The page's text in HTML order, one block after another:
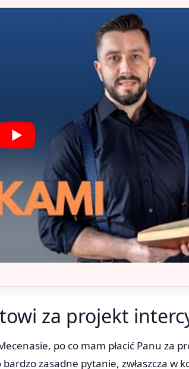
za projekt
po co mam płacić Panu za
zasadne pytanie, zwłaszcza w